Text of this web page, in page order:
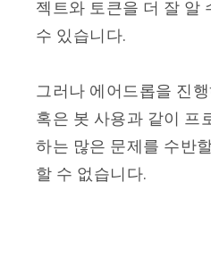
젝트와 토큰을 더 잘 알
수 있습니다.
그러나 에어드롭을 진
혹은 봇 사용과 같이 프
하는 많은 문제를 수반
할 수 없습니다.